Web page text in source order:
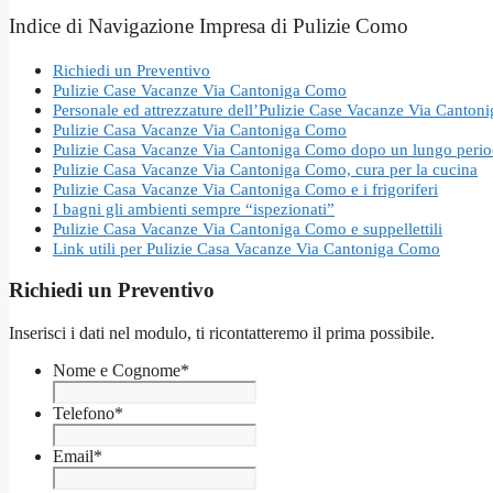
Indice di Navigazione Impresa di Pulizie Como
Richiedi un Preventivo
Pulizie Case Vacanze Via Cantoniga Como
Personale ed attrezzature dell’Pulizie Case Vacanze Via
Pulizie Casa Vacanze Via Cantoniga Como
Pulizie Casa Vacanze Via Cantoniga Como dopo un lungo
Pulizie Casa Vacanze Via Cantoniga Como, cura per la cucina
Pulizie Casa Vacanze Via Cantoniga Como e i frigoriferi
I bagni gli ambienti sempre “ispezionati”
Pulizie Casa Vacanze Via Cantoniga Como e suppellettili
Link utili per Pulizie Casa Vacanze Via Cantoniga Como
Richiedi un Preventivo
Inserisci i dati nel modulo, ti ricontatteremo il prima possibile.
Nome e Cognome*
Telefono*
Email*